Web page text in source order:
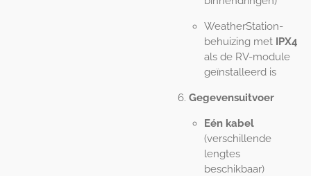
WeatherStation-
behuizing met IPX4
als de RV-module
geïnstalleerd is
Gegevensuitvoer
Eén kabel
(verschillende
lengtes
beschikbaar)